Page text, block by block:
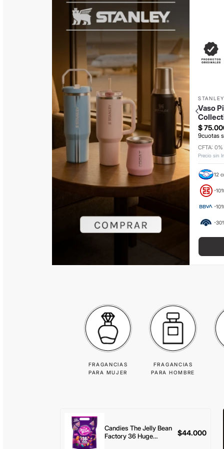
STANLEY
Vaso
$75.
9cuotas
CFTA: 0%
Precio sin
12
-
-
-
FRAGANCIAS
PARA MUJER
FRAGANCIAS
PARA HOMBRE
Candies The Jelly Bean
Factory 36 Huge
$44.000